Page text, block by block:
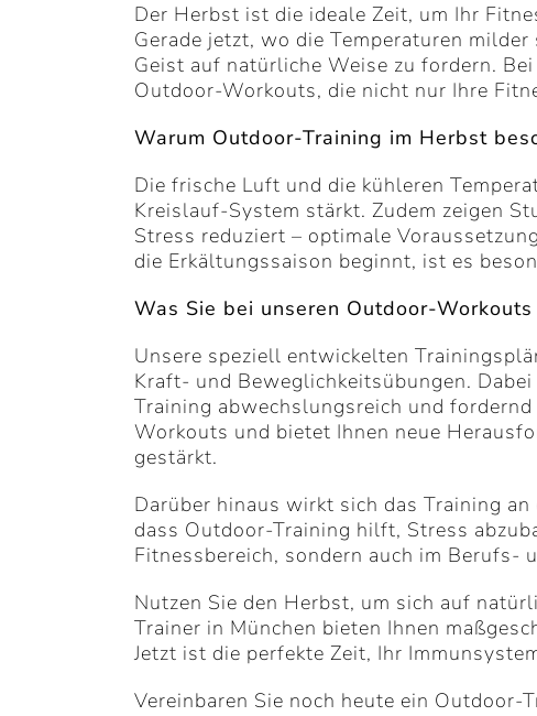
Der Herbst ist die ideale Zeit, um Ihr
Gerade jetzt, wo die Temperaturen
Geist auf natürliche Weise zu fordern.
Outdoor-Workouts, die nicht nur Ihre
Warum Outdoor-Training im Herbst
Die frische Luft und die kühleren
Kreislauf-System stärkt. Zudem zeigen
Stress reduziert – optimale
die Erkältungssaison beginnt, ist es
Was Sie bei unseren Outdoor-
Unsere speziell entwickelten
Kraft- und Beweglichkeitsübungen.
Training abwechslungsreich und
Workouts und bietet Ihnen neue
gestärkt.
Darüber hinaus wirkt sich das Training
dass Outdoor-Training hilft, Stress
Fitnessbereich, sondern auch im Berufs-
Nutzen Sie den Herbst, um sich auf
Trainer in München bieten Ihnen
Jetzt ist die perfekte Zeit, Ihr
Vereinbaren Sie noch heute ein